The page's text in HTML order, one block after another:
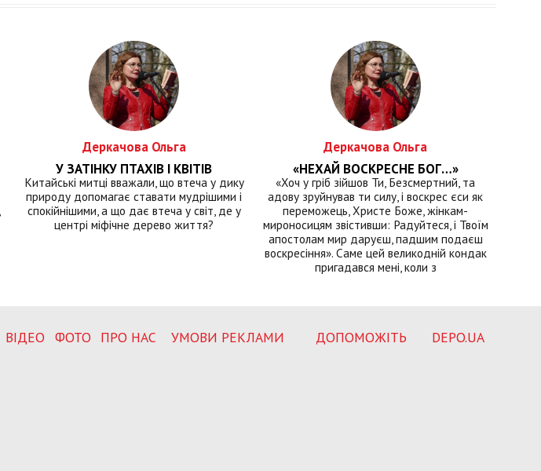
Деркачова Ольга
У ЗАТІНКУ ПТАХІВ І КВІТІВ
Китайські митці вважали, що втеча у дику
природу допомагає ставати мудрішими і
спокійнішими, а що дає втеча у світ, де у
центрі міфічне дерево життя?
Деркачова Ольга
«НЕХАЙ ВОСКРЕСНЕ БОГ…»
«Хоч у гріб зійшов Ти, Безсмертний, та
адову зруйнував ти силу, і воскрес єси як
переможець, Христе Боже, жінкам-
мироносицям звістивши: Радуйтеся, і Твоїм
апостолам мир даруєш, падшим подаєш
воскресіння». Саме цей великодній кондак
пригадався мені, коли з
ВІДЕО ФОТО ПРО НАС УМОВИ РЕКЛАМИ ДОПОМОЖІТЬ DEPO.UA